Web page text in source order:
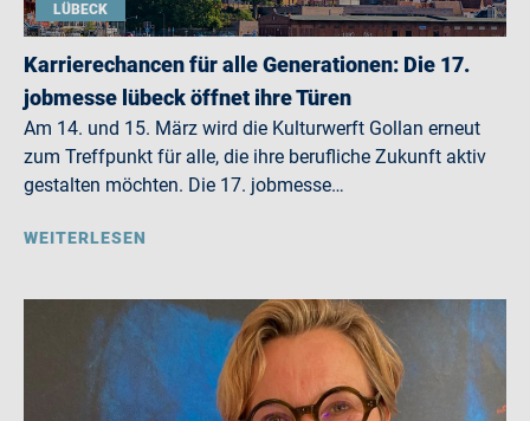
LÜBECK
Karrierechancen für alle Generationen: Die 17.
jobmesse lübeck öffnet ihre Türen
Am 14. und 15. März wird die Kulturwerft Gollan erneut
zum Treffpunkt für alle, die ihre berufliche Zukunft aktiv
gestalten möchten. Die 17. jobmesse…
WEITERLESEN